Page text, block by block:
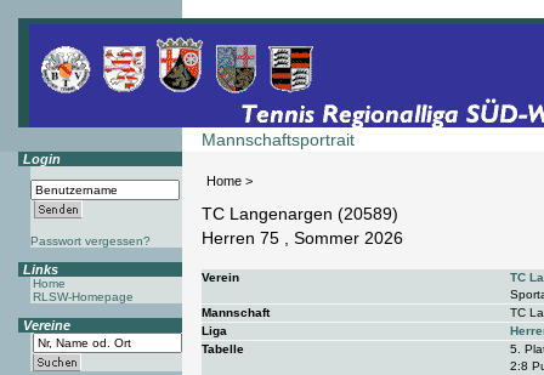
Mannschaftsportrait
Home >
Login
Passwort vergessen?
Links
Home
RLSW-Homepage
Vereine
TC Langenargen (20589)
Herren 75 , Sommer 2026
Verein
TC
Mannschaft
TC
Liga
Tabelle
5.
2:8